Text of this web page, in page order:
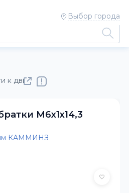
Выбор города
к двигателям КАММИНЗ
М6х1х14,3
КАММИНЗ